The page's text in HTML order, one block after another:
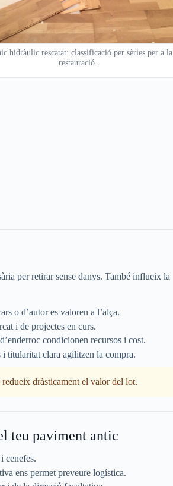
hidràulic rescatat: classificació per sèries per a la
restauració.
per retirar sense danys. També influeix la
o d’autor es valoren a l’alça.
i de projectes en curs.
condicionen recursos i cost.
i titularitat clara agilitzen la compra.
dràsticament el valor del lot.
teu paviment antic
cenefes.
ens permet preveure logística.